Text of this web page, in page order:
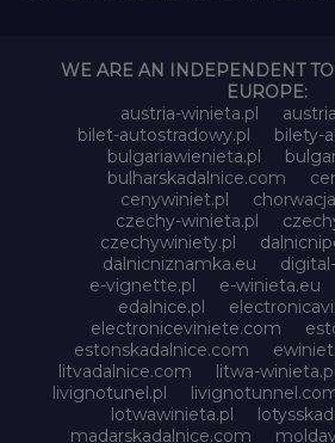
WE ARE AN INDEPENDENT
EUROPE:
austria-winieta.pl
bilet-autostradowy.pl
bilety-
bulgariawienieta.pl
bulharskadalnice.com
cenywiniet.pl
czechy-winieta.pl
czechywiniety.pl
dalnicniznamka.eu
e-vignette.pl
e-winieta.eu
edalnice.pl
electroniceviniete.com
estonskadalnice.com
litvadalnice.com
litwa-winieta.pl
livignotunel.pl
lotwawinieta.pl
madarskadalnice.com